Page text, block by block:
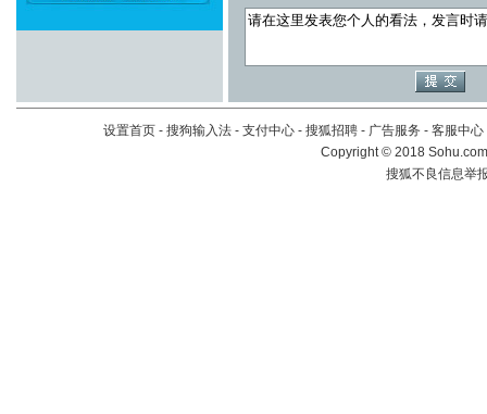
设置首页 - 搜狗输入法 - 支付中心 - 搜狐招聘 - 广告服务 - 客服中心
Copyright©2018
搜狐不良信息举